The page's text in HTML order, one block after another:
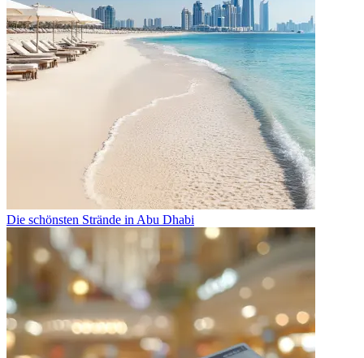
Die schönsten Strände in Abu Dhabi